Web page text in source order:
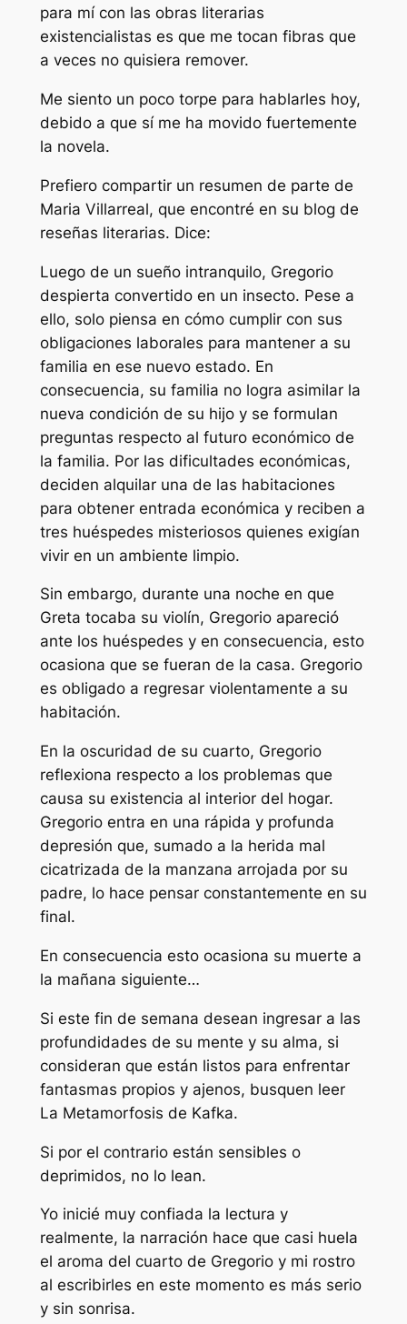
para mí con las obras literarias
existencialistas es que me tocan fibras que
a veces no quisiera remover.
Me siento un poco torpe para hablarles hoy,
debido a que sí me ha movido fuertemente
la novela.
Prefiero compartir un resumen de parte de
Maria Villarreal, que encontré en su blog de
reseñas literarias. Dice:
Luego de un sueño intranquilo, Gregorio
despierta convertido en un insecto. Pese a
ello, solo piensa en cómo cumplir con sus
obligaciones laborales para mantener a su
familia en ese nuevo estado. En
consecuencia, su familia no logra asimilar la
nueva condición de su hijo y se formulan
preguntas respecto al futuro económico de
la familia. Por las dificultades económicas,
deciden alquilar una de las habitaciones
para obtener entrada económica y reciben a
tres huéspedes misteriosos quienes exigían
vivir en un ambiente limpio.
Sin embargo, durante una noche en que
Greta tocaba su violín, Gregorio apareció
ante los huéspedes y en consecuencia, esto
ocasiona que se fueran de la casa. Gregorio
es obligado a regresar violentamente a su
habitación.
En la oscuridad de su cuarto, Gregorio
reflexiona respecto a los problemas que
causa su existencia al interior del hogar.
Gregorio entra en una rápida y profunda
depresión que, sumado a la herida mal
cicatrizada de la manzana arrojada por su
padre, lo hace pensar constantemente en su
final.
En consecuencia esto ocasiona su muerte a
la mañana siguiente…
Si este fin de semana desean ingresar a las
profundidades de su mente y su alma, si
consideran que están listos para enfrentar
fantasmas propios y ajenos, busquen leer
La Metamorfosis de Kafka.
Si por el contrario están sensibles o
deprimidos, no lo lean.
Yo inicié muy confiada la lectura y
realmente, la narración hace que casi huela
el aroma del cuarto de Gregorio y mi rostro
al escribirles en este momento es más serio
y sin sonrisa.